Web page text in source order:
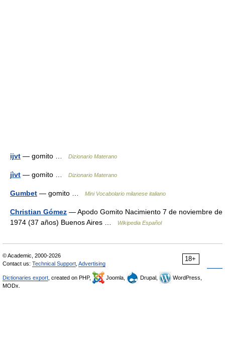
ijvt — gomito … Dizionario Materano
jìvt — gomito … Dizionario Materano
Gumbet — gomito … Mini Vocabolario milanese italiano
Christian Gómez — Apodo Gomito Nacimiento 7 de noviembre de
1974 (37 años) Buenos Aires …
Wikipedia Español
18+
© Academic, 2000-2026
Contact us: Technical Support Advertising
Dictionaries export , created on PHP, Joomla, Drupal,
WordPress,
MODx.